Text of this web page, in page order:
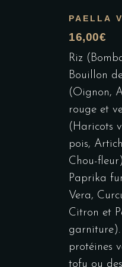
PAELLA
16,00€
Riz
Bouillon
(Oignon,
rouge et
(Haricots
pois,
Chou-
Paprika
Vera,
Citron et
garniture).
protéines
tofu ou